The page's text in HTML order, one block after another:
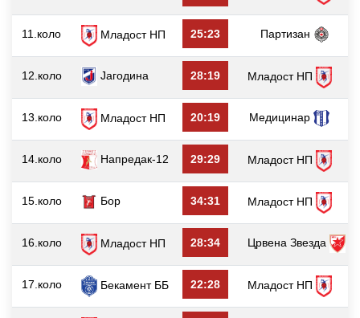
11.коло Младост НП 25:23 Партизан
12.коло Јагодина 28:19 Младост НП
13.коло Младост НП 20:19 Медицинар
14.коло Напредак-12 29:29 Младост НП
15.коло Бор 34:31 Младост НП
16.коло Младост НП 28:34 Црвена Звезда
17.коло Бекамент ББ 22:28 Младост НП